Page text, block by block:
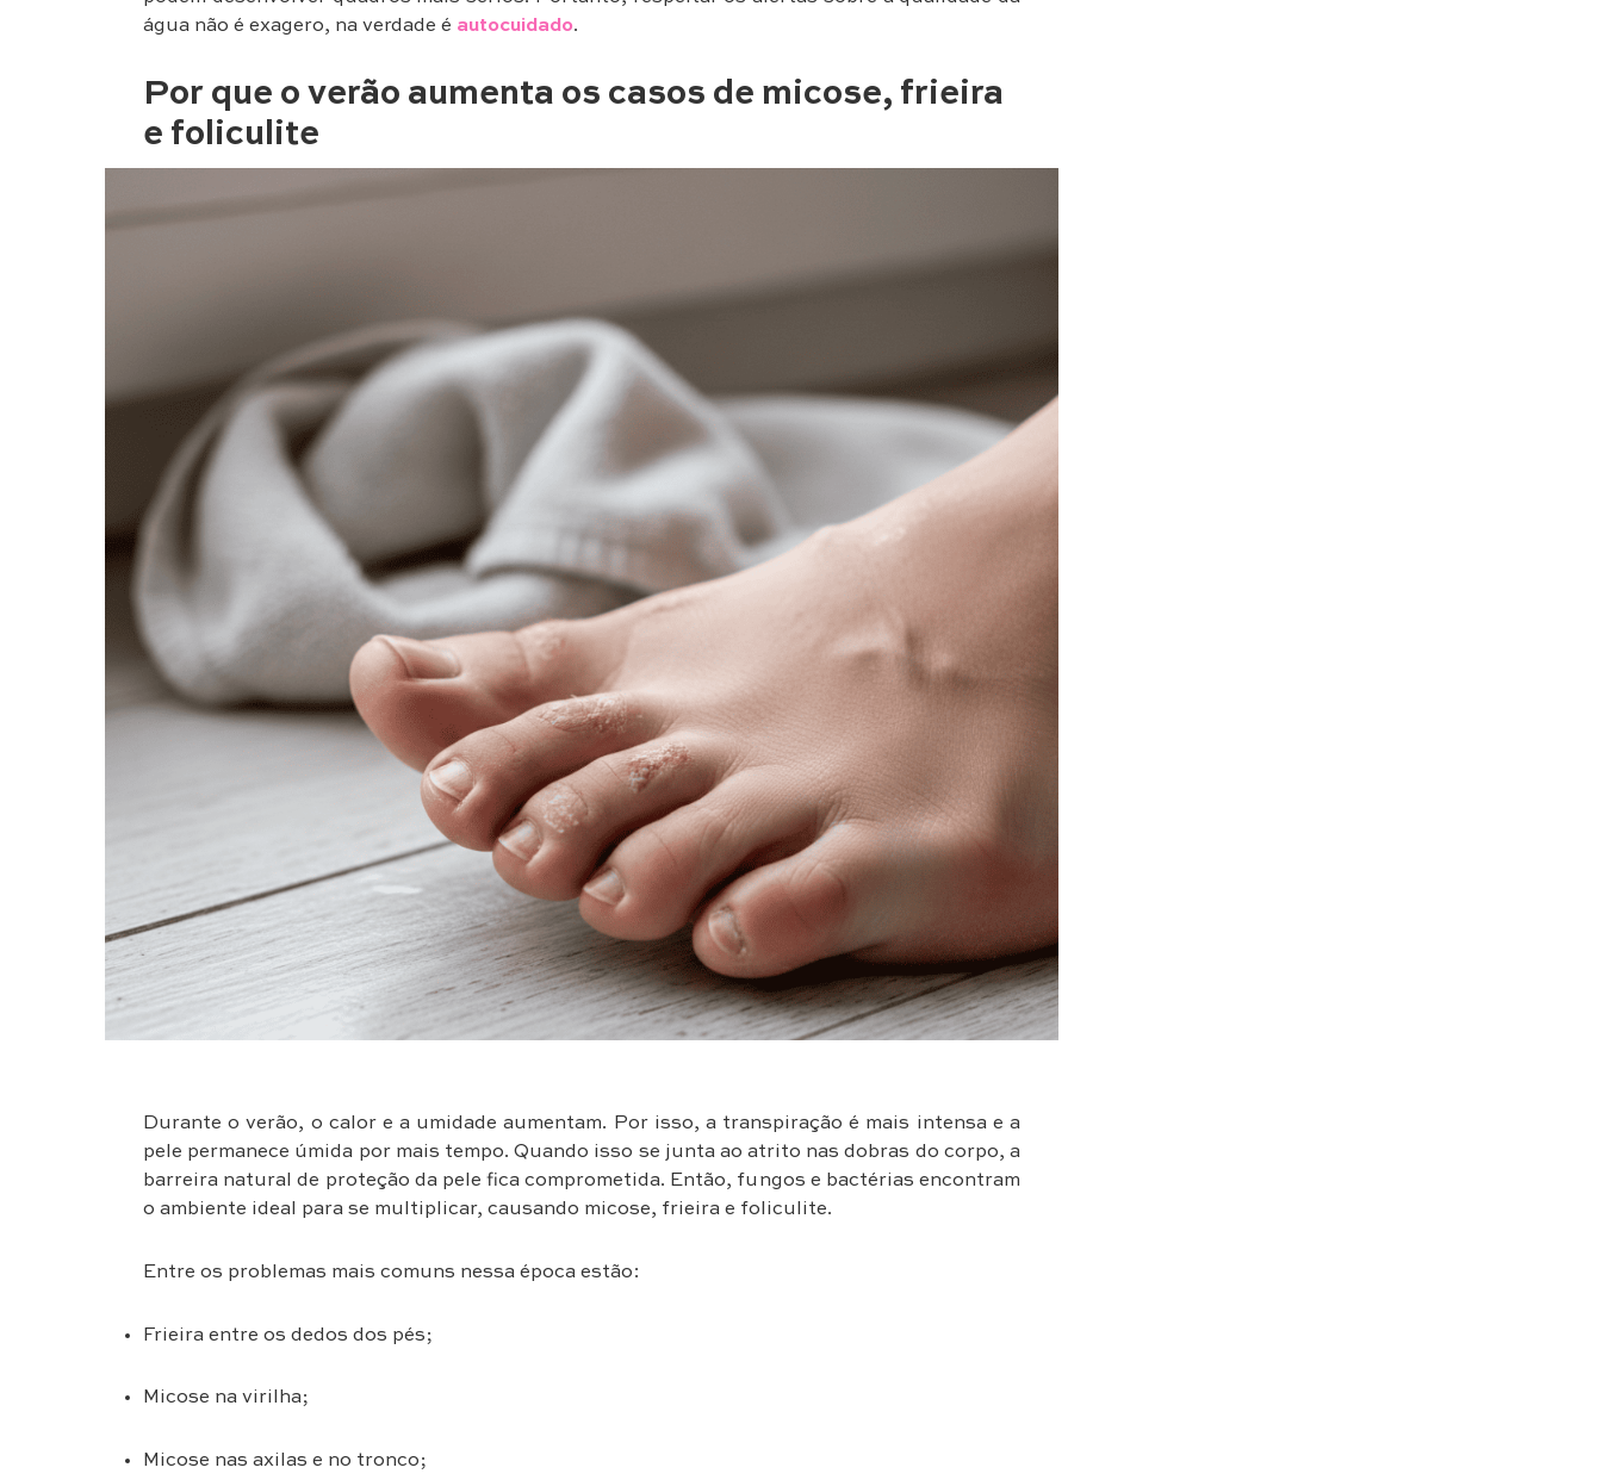
água não é exagero, na verdade é autocuidado.
Por que o verão aumenta os casos de micose, frieira
e foliculite
Durante o verão, o calor e a umidade aumentam. Por isso, a transpiração é mais intensa e a
pele permanece úmida por mais tempo. Quando isso se junta ao atrito nas dobras do corpo, a
barreira natural de proteção da pele fica comprometida. Então, fungos e bactérias encontram
o ambiente ideal para se multiplicar, causando micose, frieira e foliculite.
Entre os problemas mais comuns nessa época estão:
Frieira entre os dedos dos pés;
Micose na virilha;
Micose nas axilas e no tronco;